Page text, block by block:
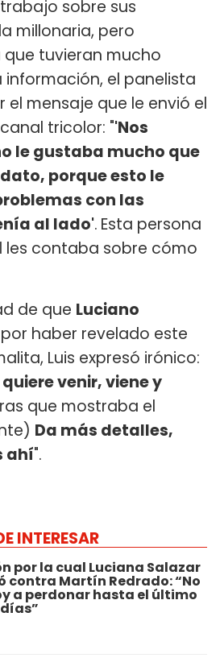
sobre sus
millonaria, pero
tuvieran mucho
el panelista
el mensaje que le envió el
tricolor: "'Nos
le gustaba mucho que
porque esto le
con las
al lado'. Esta persona
les contaba sobre cómo
de que Luciano
haber revelado este
Luis expresó irónico:
venir, viene y
que mostraba el
Da más detalles,
ahí".
INTERESAR
por la cual Luciana Salazar
contra Martín Redrado: “No
a perdonar hasta el último